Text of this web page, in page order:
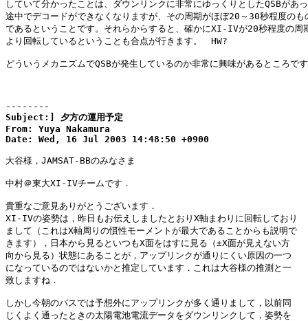
していて分かったことは、ダウンリンクに非常にゆっくりとしたQSBがあ
途中でデコードができなくなりますが、その周期がほぼ20～30秒程度のも
であるということです。それらからすると、確かにXI-IVが20秒程度の周
より回転しているということも合点が行きます。　HW?
どういうメカニズムでQSBが発生しているのか非常に興味があるところで
--------
Subject:] 夕方の運用予定
From: Yuya Nakamura
Date: Wed, 16 Jul 2003 14:48:50 +0900
大谷様，JAMSAT-BBのみなさま
中村＠東大XI-IVチームです．
貴重なご意見ありがとうございます．
XI-IVの姿勢は，昨日もお伝えしましたとおりX軸まわりに回転しており
まして（これはX軸周りの慣性モーメントが最大であることからも説明で
きます），日本から見るといつもX面をはすに見る（±X面が見えない方
向から見る）状態にあることが，アップリンクが通りにくい原因の一つ
になっているのではないかと推定しています．これは大谷様の推測と一
致しますね．
しかし今朝のパスでは予想外にアップリンクが多く通りまして，以前同
じくよく通ったときの太陽電池電流データをダウンリンクして，姿勢を